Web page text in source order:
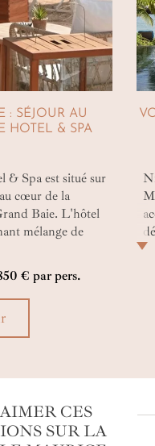
: SÉJOUR AU
HOTEL & SPA
& Spa est situé sur
cœur de la
Baie. L'hôtel
mélange de
cases créoles
intime et
de vivre
hébergements
Veranda Grand
de la mythique
€ par pers.
CES
SUR LA